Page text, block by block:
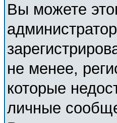
Вы можете
не менее,
которые
личные